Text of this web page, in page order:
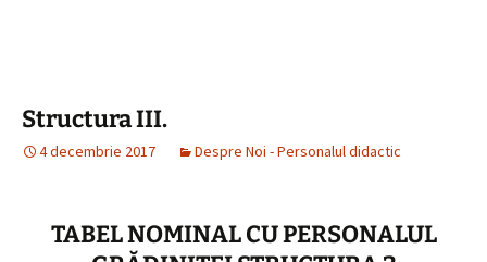
Structura III.
4 decembrie 2017 Despre Noi - Personalul didactic
TABEL NOMINAL CU PERSONALUL